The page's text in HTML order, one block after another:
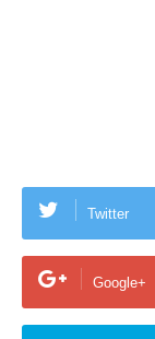
Twitter
Google+